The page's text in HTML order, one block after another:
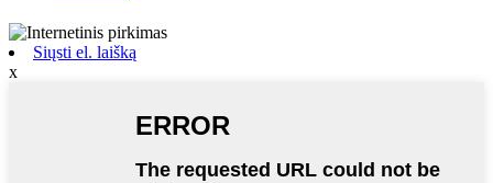
Siųsti el. laišką
x